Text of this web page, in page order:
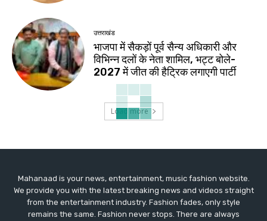
उत्तराखंड
भाजपा में सैकड़ों पूर्व सैन्य अधिकारी और
विभिन्न दलों के नेता शामिल, भट्ट बोले-
2027 में जीत की हैट्रिक लगाएगी पार्टी
Load more
Mahanaad is your news, entertainment, music fashion website.
We provide you with the latest breaking news and videos straight
from the entertainment industry. Fashion fades, only style
remains the same. Fashion never stops. There are always